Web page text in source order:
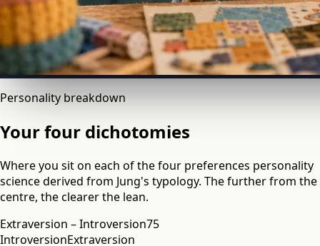
Personality breakdown
Your four dichotomies
Where you sit on each of the four preferences personality
science derived from Jung's typology. The further from the
centre, the clearer the lean.
Extraversion – Introversion75
IntroversionExtraversion